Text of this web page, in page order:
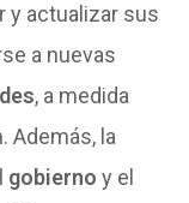
y actualizar sus
a nuevas
, a medida
Además, la
gobierno y el